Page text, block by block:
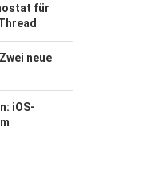
für
neue
iOS-